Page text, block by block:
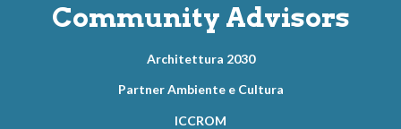
Community Advisors
Architettura 2030
Partner Ambiente e Cultura
ICCROM